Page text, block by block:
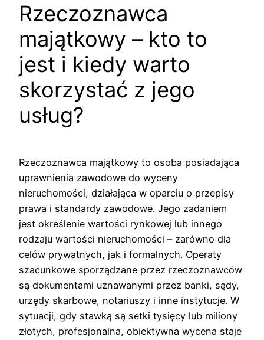
Rzeczoznawca
majątkowy – kto to
jest i kiedy warto
skorzystać z jego
usług?
Rzeczoznawca majątkowy to osoba posiadająca
uprawnienia zawodowe do wyceny
nieruchomości, działająca w oparciu o przepisy
prawa i standardy zawodowe. Jego zadaniem
jest określenie wartości rynkowej lub innego
rodzaju wartości nieruchomości – zarówno dla
celów prywatnych, jak i formalnych. Operaty
szacunkowe sporządzane przez rzeczoznawców
są dokumentami uznawanymi przez banki, sądy,
urzędy skarbowe, notariuszy i inne instytucje. W
sytuacji, gdy stawką są setki tysięcy lub miliony
złotych, profesjonalna, obiektywna wycena staje